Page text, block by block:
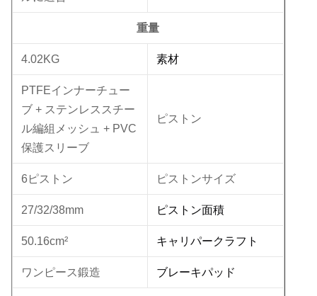
重量
4.02KG 素材
PTFEインナーチュー
ブ + ステンレススチー
ル編組メッシュ + PVC
保護スリーブ
ピストン
6ピストン ピストンサイズ
27/32/38mm ピストン面積
50.16cm² キャリパークラフト
ワンピース鍛造 ブレーキパッド